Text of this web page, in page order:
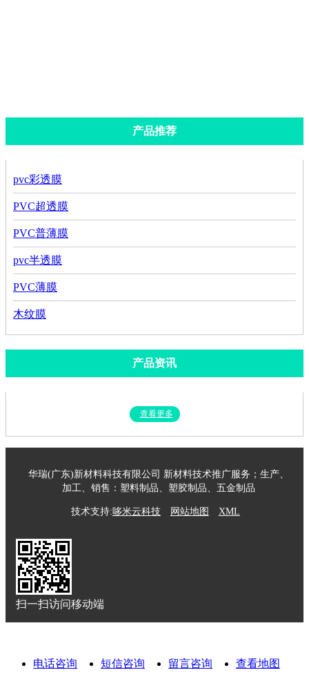
产品推荐
pvc彩透膜
PVC超透膜
PVC普薄膜
pvc半透膜
PVC薄膜
木纹膜
产品资讯
查看更多
华瑞(广东)新材料科技有限公司 新材料技术推广服务；生产、
加工、销售：塑料制品、塑胶制品、五金制品
技术支持:哆米云科技 网站地图 XML
扫一扫访问移动端
电话咨询 短信咨询 留言咨询 查看地图